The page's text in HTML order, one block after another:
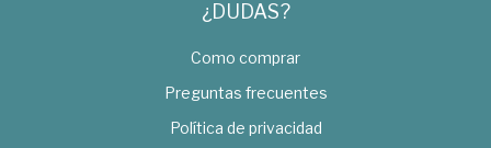
¿DUDAS?
Como comprar
Preguntas frecuentes
Política de privacidad